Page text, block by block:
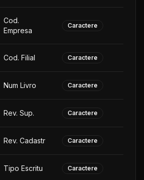
Cod.
Empresa
Caractere
Cod. Filial Caractere
Num Livro Caractere
Rev. Sup. Caractere
Rev. Cadastr Caractere
Tipo Escritu Caractere